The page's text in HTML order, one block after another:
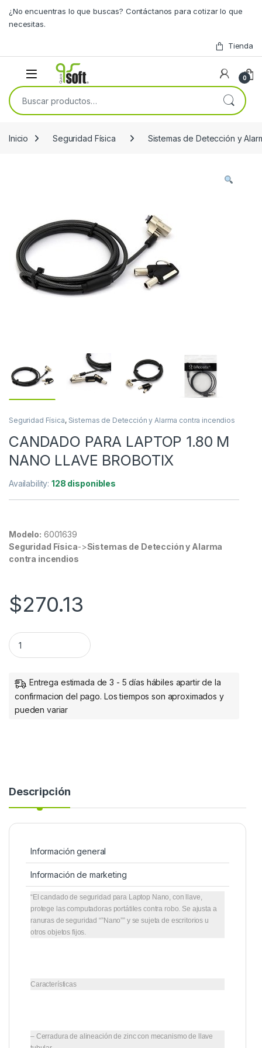
¿No encuentras lo que buscas? Contáctanos para cotizar lo que
necesitas.
Tienda
0
Buscar por:
Inicio Seguridad Física Sistemas de Detección y
Seguridad Física, Sistemas de Detección y Alarma contra incendios
CANDADO PARA LAPTOP 1.80 M
NANO LLAVE BROBOTIX
Availability:128 disponibles
Modelo: 6001639
Seguridad Física->Sistemas de Detección y Alarma
contra incendios
$270.13
CANDADO PARA LAPTOP 1.80 M NANO LLAVE BROBOTIX
Entrega estimada de 3 - 5 días hábiles apartir de la
confirmacion del pago. Los tiempos son aproximados y
pueden variar
Descripción
Información general
Información de marketing
“El candado de seguridad para Laptop Nano, con llave,
protege las computadoras portátiles contra robo. Se ajusta a
ranuras de seguridad “”Nano”” y se sujeta de escritorios u
otros objetos fijos.
Características
– Cerradura de alineación de zinc con mecanismo de llave